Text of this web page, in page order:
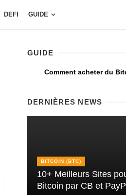
DEFI GUIDE
GUIDE
Comment acheter du
DERNIÈRES NEWS
BITCOIN (BTC)
10+ Meilleurs Sites
Bitcoin par CB et